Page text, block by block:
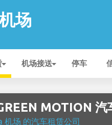
场
机场接送 停车
MOTION 汽
机场 的汽车租赁公司